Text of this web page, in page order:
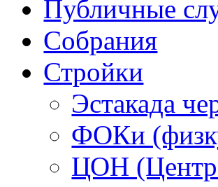
Публичные
Собрания
Стройки
Эстакада
ФОКи
ЦОН (Центр